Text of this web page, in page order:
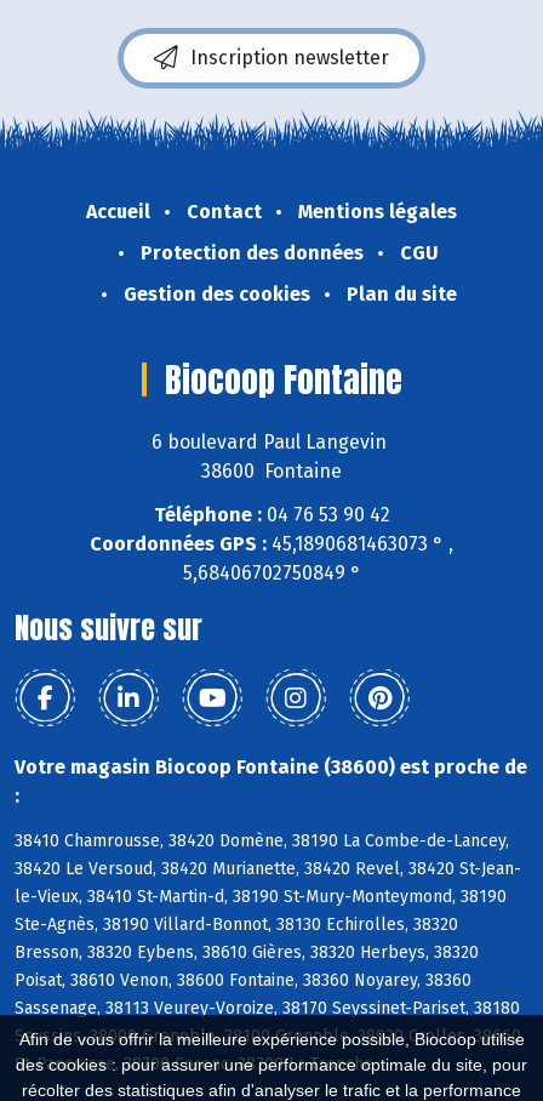
Afin de vous offrir la meilleure expérience possible, Biocoop utilise
des cookies : pour assurer une performance optimale du site, pour
récolter des statistiques afin d'analyser le trafic et la performance
Inscription newsletter
Accueil Contact
Mentions légales
Protection des données
CGU
Gestion des cookies
Plan du site
Biocoop Fontaine
6 boulevard Paul Langevin
38600 Fontaine
Téléphone :04 76 53 90 42
Coordonnées GPS : 45,1890681463073 ° ,
5,68406702750849 °
Nous suivre sur
Votre magasin Biocoop Fontaine (38600) est proche de
:
38410 Chamrousse, 38420 Domène, 38190 La Combe-de-Lancey,
38420 Le Versoud, 38420 Murianette, 38420 Revel, 38420 St-Jean-
le-Vieux, 38410 St-Martin-d, 38190 St-Mury-Monteymond, 38190
Ste-Agnès, 38190 Villard-Bonnot, 38130 Echirolles, 38320
Bresson, 38320 Eybens, 38610 Gières, 38320 Herbeys, 38320
Poisat, 38610 Venon, 38600 Fontaine, 38360 Noyarey, 38360
Sassenage, 38113 Veurey-Voroize, 38170 Seyssinet-Pariset, 38180
Seyssins, 38000 Grenoble, 38100 Grenoble, 38920 Crolles, 38660
St-Pancrasse, 38700 Corenc, 38700 La Tronche